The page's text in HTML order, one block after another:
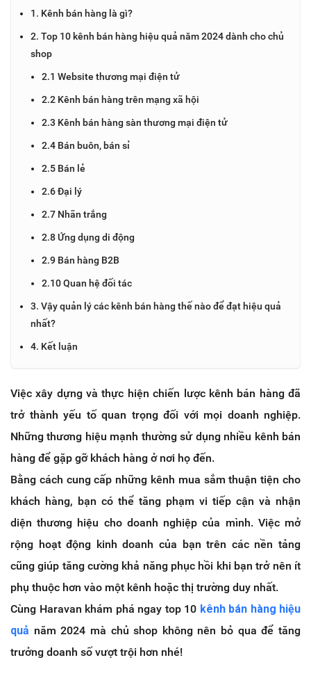
1. Kênh bán hàng là gì?
2. Top 10 kênh bán hàng hiệu quả năm 2024 dành cho chủ
shop
2.1 Website thương mại điện tử
2.2 Kênh bán hàng trên mạng xã hội
2.3 Kênh bán hàng sàn thương mại điện tử
2.4 Bán buôn, bán sỉ
2.5 Bán lẻ
2.6 Đại lý
2.7 Nhãn trắng
2.8 Ứng dụng di động
2.9 Bán hàng B2B
2.10 Quan hệ đối tác
3. Vậy quản lý các kênh bán hàng thế nào để đạt hiệu quả
nhất?
4. Kết luận
Việc xây dựng và thực hiện chiến lược kênh bán hàng đã
trở thành yếu tố quan trọng đối với mọi doanh nghiệp.
Những thương hiệu mạnh thường sử dụng nhiều kênh bán
hàng để gặp gỡ khách hàng ở nơi họ đến.
Bằng cách cung cấp những kênh mua sắm thuận tiện cho
khách hàng, bạn có thể tăng phạm vi tiếp cận và nhận
diện thương hiệu cho doanh nghiệp của mình. Việc mở
rộng hoạt động kinh doanh của bạn trên các nền tảng
cũng giúp tăng cường khả năng phục hồi khi bạn trở nên ít
phụ thuộc hơn vào một kênh hoặc thị trường duy nhất.
Cùng Haravan khám phá ngay top 10 kênh bán hàng hiệu
quả năm 2024 mà chủ shop không nên bỏ qua để tăng
trưởng doanh số vượt trội hơn nhé!